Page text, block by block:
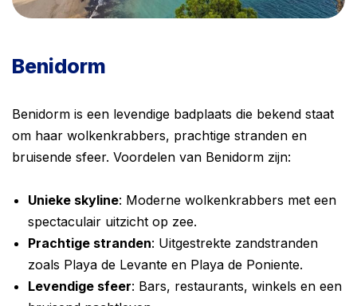
Benidorm
Benidorm is een levendige badplaats die bekend staat
om haar wolkenkrabbers, prachtige stranden en
bruisende sfeer. Voordelen van Benidorm zijn:
Unieke skyline: Moderne wolkenkrabbers met een
spectaculair uitzicht op zee.
Prachtige stranden: Uitgestrekte zandstranden
zoals Playa de Levante en Playa de Poniente.
Levendige sfeer: Bars, restaurants, winkels en een